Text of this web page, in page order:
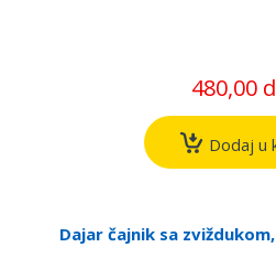
480,00
Dodaj u
Dajar čajnik sa